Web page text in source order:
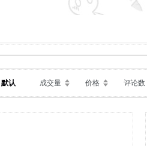
默认 成交量 价格 评论数